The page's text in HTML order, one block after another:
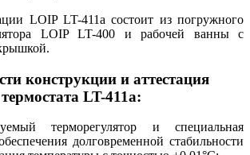
LOIP LT-411a состоит из погружного
LOIP LT-400 и рабочей ванны с
конструкции и аттестация
термостата LT-411a:
терморегулятор и специальная
долговременной стабильности